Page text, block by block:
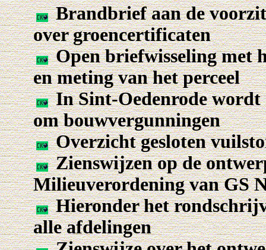
Brandbrief aan de
over groencertificaten
Open briefwisseling met
en meting van het perceel
In Sint-Oedenrode wordt
om bouwvergunningen
Overzicht gesloten
Zienswijzen op de
Milieuverordening van GS
Hieronder het
alle afdelingen